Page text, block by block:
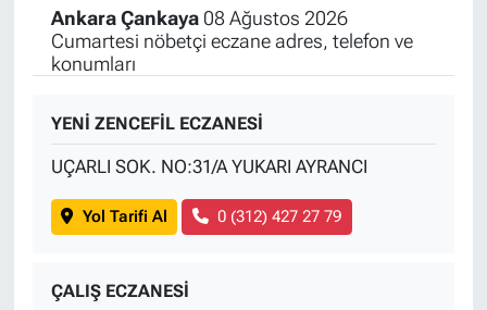
Ankara Çankaya08 Ağustos 2026
Cumartesi nöbetçi eczane adres, telefon ve
konumları
YENİ ZENCEFİL ECZANESİ
UÇARLI SOK. NO:31/A YUKARI AYRANCI
Yol Tarifi Al 0 (312) 427 27 79
ÇALIŞ ECZANESİ